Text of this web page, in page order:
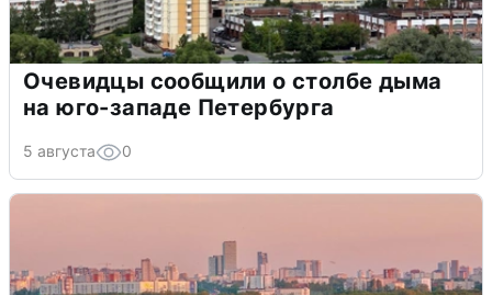
Очевидцы сообщили о столбе дыма
на юго-западе Петербурга
5 августа 0